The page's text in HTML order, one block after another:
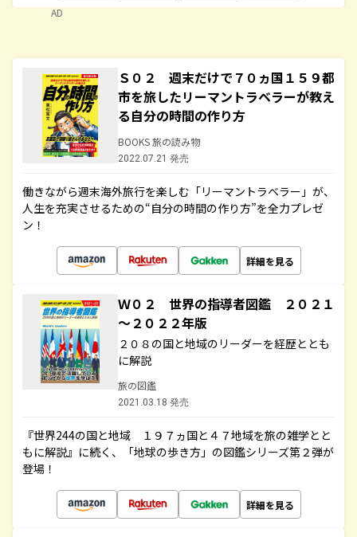
AD
Ｓ０２ 週末だけで７０ヵ国１５９都
市を旅したリーマントラベラーが教え
る自分の時間の作り方
BOOKS 旅の読み物
2022.07.21 発売
働きながら週末海外旅行を楽しむ「リーマントラベラー」が、
人生を充実させるための“自分の時間の作り方”を全力プレゼ
ン！
詳細を見る
Ｗ０２ 世界の指導者図鑑 ２０２１
～２０２２年版
２０８の国と地域のリーダーを経歴ととも
に解説
旅の図鑑
2021.03.18 発売
『世界244の国と地域 １９７ヵ国と４７地域を旅の雑学とと
もに解説』に続く、「地球の歩き方」の図鑑シリーズ第２弾が
登場！
詳細を見る